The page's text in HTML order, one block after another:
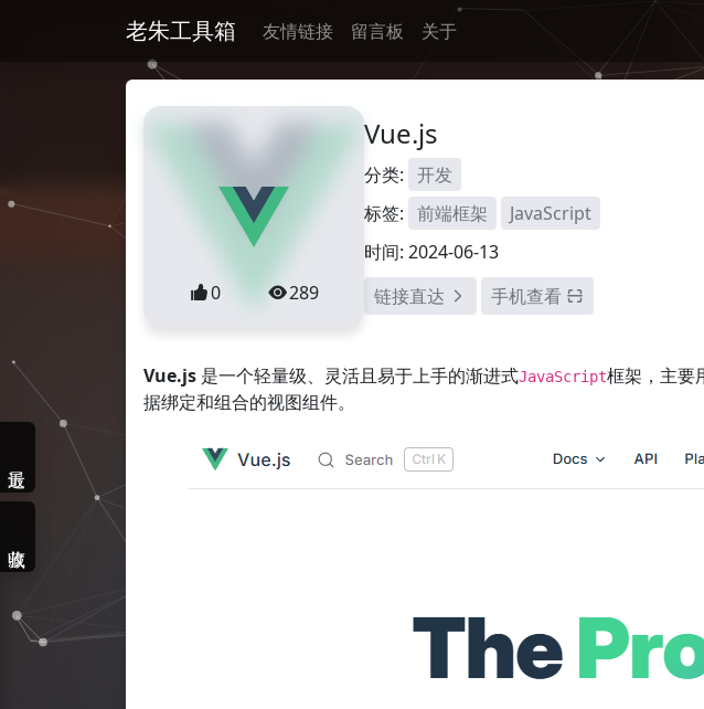
老朱工具箱 友情链接 留言板 关于
0
289
Vue.js
分类: 开发
标签: 前端框架
JavaScript
时间: 2024-06-13
链接直达
手机查看
Vue.js 是一个轻量级、灵活且易于上手的渐进式JavaScript框架，主要
据绑定和组合的视图组件。